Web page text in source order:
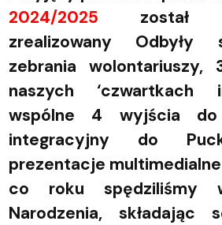
2024/2025 został
zrealizowany
Odbyły
zebrania wolontariuszy,
naszych ‘czwartkach
wspólne 4 wyjścia
integracyjny do
prezentacje
co roku spędziliśmy
Narodzenia, składając